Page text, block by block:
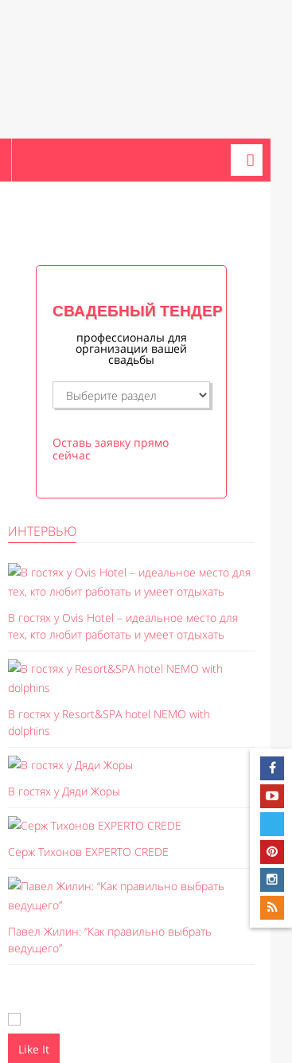
СВАДЕБНЫЙ ТЕНДЕР
профессионалы для
организации вашей
свадьбы
Оставь заявку прямо
сейчас
ИНТЕРВЬЮ
В гостях у Ovis Hotel – идеальное место для
тех, кто любит работать и умеет отдыхать
В гостях у Resort&SPA hotel NEMO with
dolphins
В гостях у Дяди Жоры
Серж Тихонов EXPERTO CREDE
Павел Жилин: “Как правильно выбрать
ведущего”
Like It